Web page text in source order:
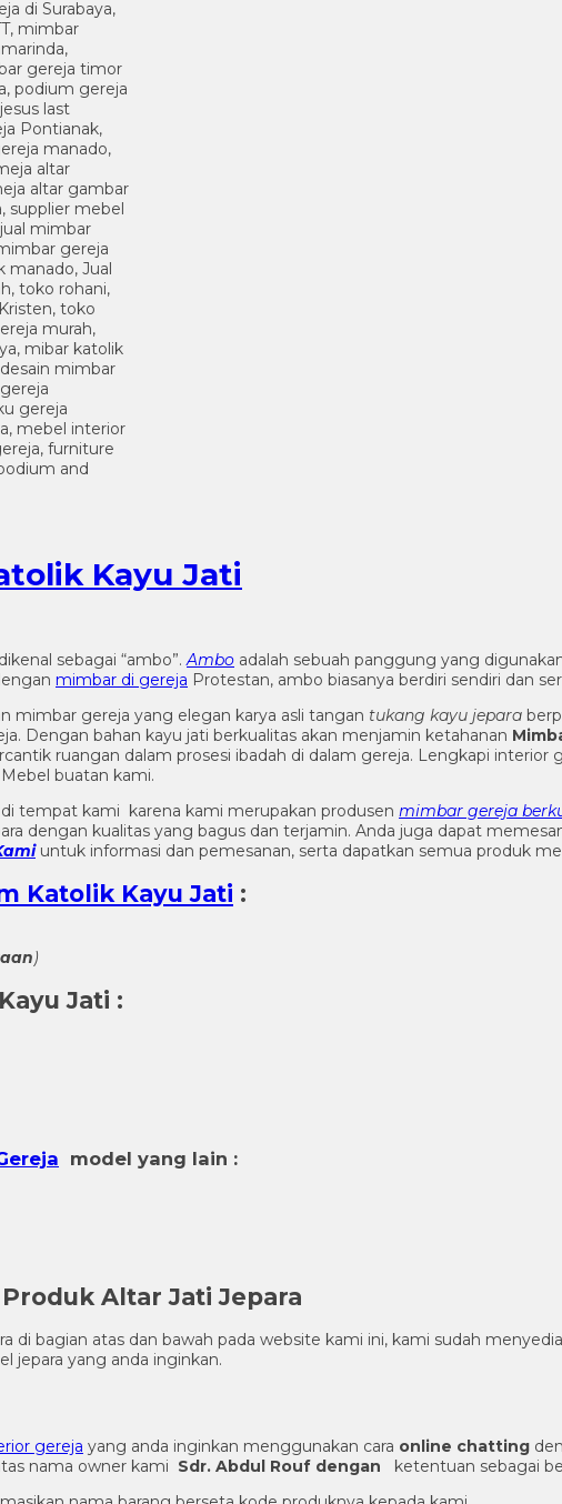
Kayu Jati
sebagai “ambo”.Ambo adalah sebuah panggung yang
mimbar di gereja Protestan, ambo biasanya berdiri sendiri dan
mimbar gereja yang elegan karya asli tangan tukang kayu jepara
Dengan bahan kayu jati berkualitas akan menjamin ketahanan
ruangan dalam prosesi ibadah di dalam gereja. Lengkapi interior
buatan kami.
di tempat kami karena kami merupakan produsen mimbar gereja
dengan kualitas yang bagus dan terjamin. Anda juga dapat
untuk informasi dan pemesanan, serta dapatkan semua produk
Katolik Kayu Jati :
)
Jati :
model yang lain :
Altar Jati Jepara
di bagian atas dan bawah pada website kami ini, kami sudah
jepara yang anda inginkan.
gereja yang anda inginkan menggunakan cara online chatting
nama owner kami Sdr. Abdul Rouf dengan ketentuan sebagai